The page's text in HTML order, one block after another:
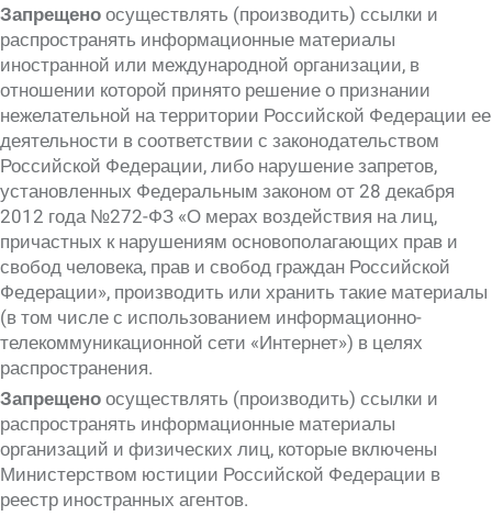
Запрещеноосуществлять (производить) ссылки и
распространять информационные материалы
иностранной или международной организации, в
отношении которой принято решение о признании
нежелательной на территории Российской Федерации ее
деятельности в соответствии с законодательством
Российской Федерации, либо нарушение запретов,
установленных Федеральным законом от 28 декабря
2012 года №272-ФЗ «О мерах воздействия на лиц,
причастных к нарушениям основополагающих прав и
свобод человека, прав и свобод граждан Российской
Федерации», производить или хранить такие материалы
(в том числе с использованием информационно-
телекоммуникационной сети «Интернет») в целях
распространения.
Запрещеноосуществлять (производить) ссылки и
распространять информационные материалы
организаций и физических лиц, которые включены
Министерством юстиции Российской Федерации в
реестр иностранных агентов.